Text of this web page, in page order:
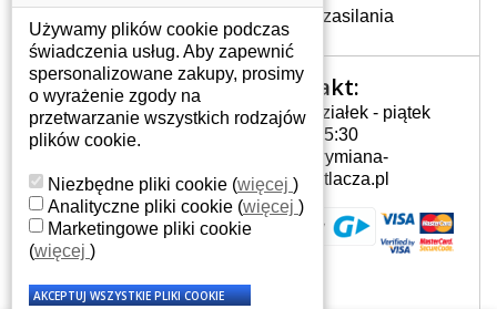
Częstymi objawami są pomijanie liter
czy wyświetlanie innych liter oraz
dublowanie tych samych znaków. W
przypadku podlicia klawisze nie
powrócą do pierwotnej pozycji. Albo
też uszkodzenie mechaniczne, np.
JAK TO DZIAŁA?
Klawiatura składa się z kilku
warstw folii, z których przewodzą
przewodzące warstwy.
Gdzie nas znajdziesz
Złącza zasilania
Twoje konto
Twoje konto
Dane osobowe
Adresy
Historia zamówień
Kontakt:
Poniedziałek - piątek
7:00 - 15:30
info@wymiana-
wyswietlacza.pl
Używamy plików cookie podczas
świadczenia usług. Aby zapewnić
spersonalizowane zakupy, prosimy
o wyrażenie zgody na
przetwarzanie wszystkich rodzajów
plików cookie.
Niezbędne pliki cookie (więcej )
Analityczne pliki cookie (więcej )
Marketingowe pliki cookie
(więcej )